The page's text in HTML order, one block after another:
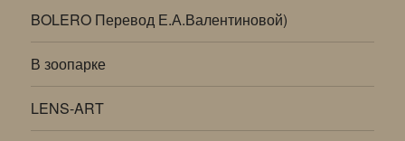
BOLERO Перевод Е.А.Валентиновой)
В зоопарке
LENS-ART